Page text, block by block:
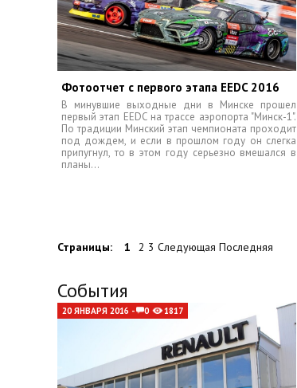
Фотоотчет с первого этапа EEDC 2016
В минувшие выходные дни в Минске прошел
первый этап EEDC на трассе аэропорта "Минск-1".
По традиции Минский этап чемпионата проходит
под дождем, и если в прошлом году он слегка
припугнул, то в этом году серьезно вмешался в
планы...
Страницы: 1 2 3 Следующая Последняя
События
20 ЯНВАРЯ 2016 - 0 1817